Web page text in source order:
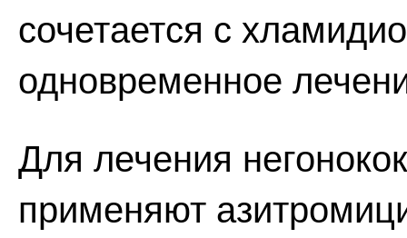
сочетается с
одновременное
Для лечения
применяют